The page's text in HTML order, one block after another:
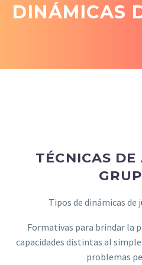
DINÁMICAS
TÉCNICAS
Tipos de dinámicas de
Formativas para brindar la
capacidades distintas al
problemas